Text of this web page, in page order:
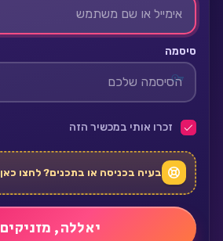
סיסמה
זכרו אותי במכשיר הזה
בעיה בכניסה או בתכנים? לחצו כאן